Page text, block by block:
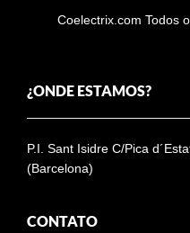
Coelectrix.com Todos
¿ONDE ESTAMOS?
P.I. Sant Isidre C/Pica
(Barcelona)
CONTATO